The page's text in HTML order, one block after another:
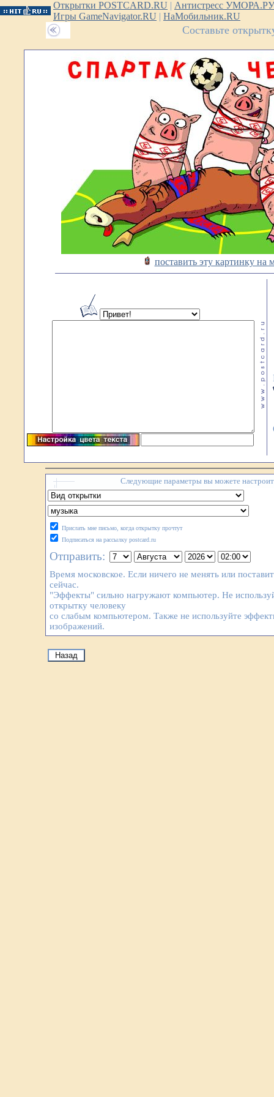
Открытки POSTCARD.RU | Антистресс УМОРА.РУ
Игры GameNavigator.RU | НаМобильник.RU
Составьте
поставить эту картинку на
Следующие параметры вы можете
Прислать мне письмо, когда открытку прочтут
Подписаться на рассылку postcard.ru
Отправить:
Время московское. Если ничего не менять или
сейчас.
"Эффекты" сильно нагружают компьютер. Не
открытку человеку
со слабым компьютером. Также не используйте
изображений.